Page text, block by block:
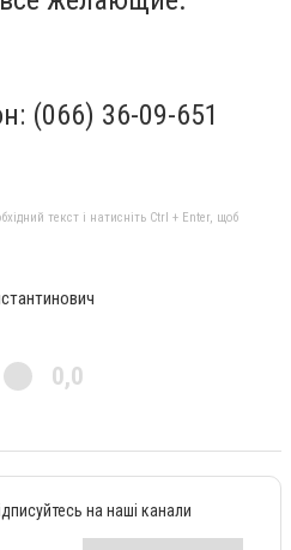
(066) 36-09-651
текст і натисніть Ctrl + Enter, щоб
0,0
на наші канали